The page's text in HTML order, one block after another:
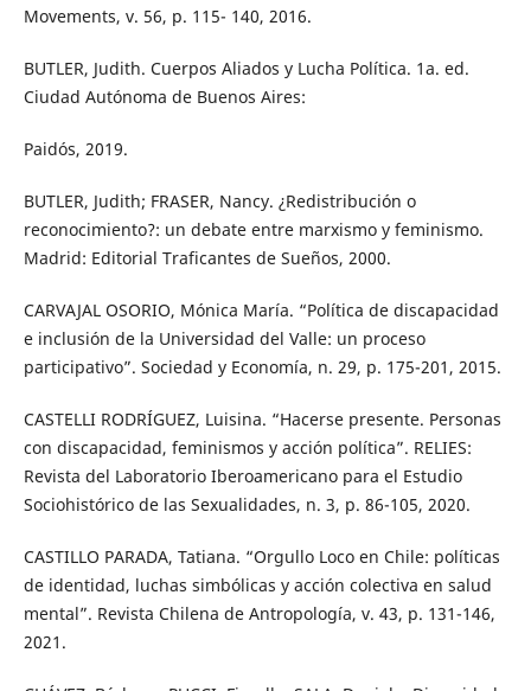
Movements, v. 56, p. 115- 140, 2016.
BUTLER, Judith. Cuerpos Aliados y Lucha Política. 1a. ed.
Ciudad Autónoma de Buenos Aires:
Paidós, 2019.
BUTLER, Judith; FRASER, Nancy. ¿Redistribución o
reconocimiento?: un debate entre marxismo y feminismo.
Madrid: Editorial Traficantes de Sueños, 2000.
CARVAJAL OSORIO, Mónica María. “Política de discapacidad
e inclusión de la Universidad del Valle: un proceso
participativo”. Sociedad y Economía, n. 29, p. 175-201, 2015.
CASTELLI RODRÍGUEZ, Luisina. “Hacerse presente. Personas
con discapacidad, feminismos y acción política”. RELIES:
Revista del Laboratorio Iberoamericano para el Estudio
Sociohistórico de las Sexualidades, n. 3, p. 86-105, 2020.
CASTILLO PARADA, Tatiana. “Orgullo Loco en Chile: políticas
de identidad, luchas simbólicas y acción colectiva en salud
mental”. Revista Chilena de Antropología, v. 43, p. 131-146,
2021.